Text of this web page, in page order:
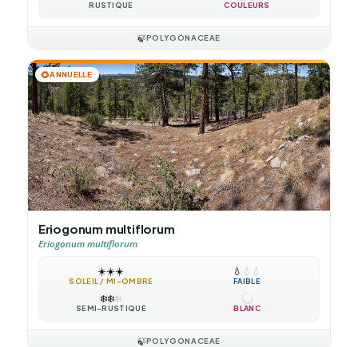
RUSTIQUE COULEURS
🍃POLYGONACEAE
🌻ANNUELLE
Eriogonum multiflorum
Eriogonum multiflorum
☀️☀️☀️
SOLEIL / MI-OMBRE
💧 💧 💧
FAIBLE
❄️❄️❄️
SEMI-RUSTIQUE BLANC
🍃POLYGONACEAE